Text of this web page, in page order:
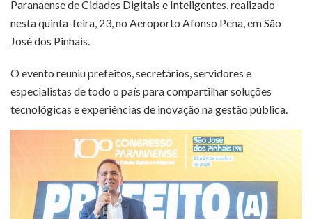
Paranaense de Cidades Digitais e Inteligentes, realizado
nesta quinta-feira, 23, no Aeroporto Afonso Pena, em São
José dos Pinhais.
O evento reuniu prefeitos, secretários, servidores e
especialistas de todo o país para compartilhar soluções
tecnológicas e experiências de inovação na gestão pública.